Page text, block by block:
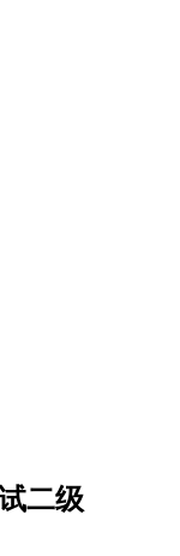
二级